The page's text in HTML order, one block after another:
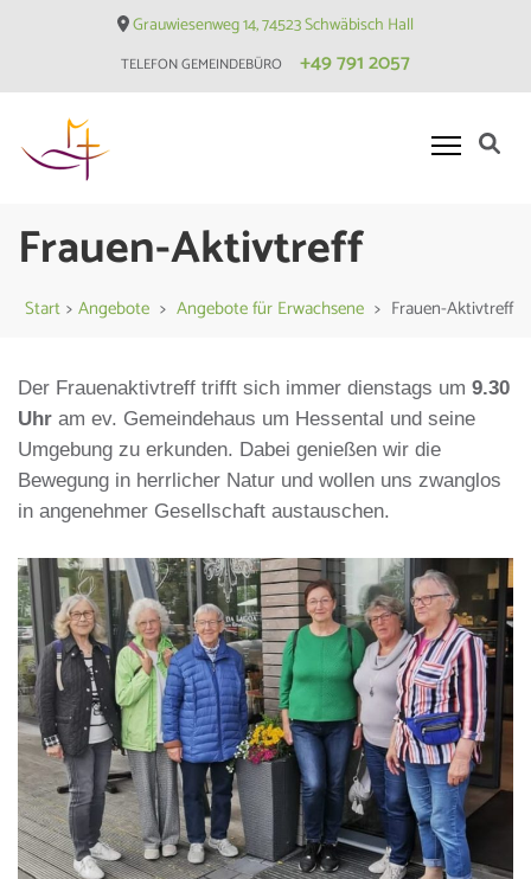
Grauwiesenweg 14, 74523 Schwäbisch Hall
TELEFON GEMEINDEBÜRO +49 791 2057
Hessental
Frauen-Aktivtreff
Start > Angebote > Angebote für Erwachsene > Frauen-Aktivtreff
Der Frauenaktivtreff trifft sich immer dienstags um 9.30
Uhr am ev. Gemeindehaus um Hessental und seine
Umgebung zu erkunden. Dabei genießen wir die
Bewegung in herrlicher Natur und wollen uns zwanglos
in angenehmer Gesellschaft austauschen.